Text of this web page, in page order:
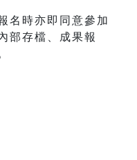
名時亦即同意參加
部存檔、成果報